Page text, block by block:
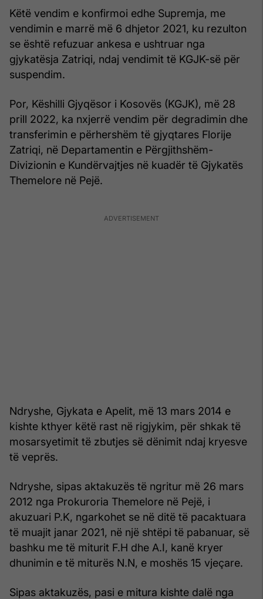
Këtë vendim e konfirmoi edhe Supremja, me
vendimin e marrë më 6 dhjetor 2021, ku rezulton
se është refuzuar ankesa e ushtruar nga
gjykatësja Zatriqi, ndaj vendimit të KGJK-së për
suspendim.
Por, Këshilli Gjyqësor i Kosovës (KGJK), më 28
prill 2022, ka nxjerrë vendim për degradimin dhe
transferimin e përhershëm të gjyqtares Florije
Zatriqi, në Departamentin e Përgjithshëm-
Divizionin e Kundërvajtjes në kuadër të Gjykatës
Themelore në Pejë.
Ndryshe, Gjykata e Apelit, më 13 mars 2014 e
kishte kthyer këtë rast në rigjykim, për shkak të
mosarsyetimit të zbutjes së dënimit ndaj kryesve
të veprës.
Ndryshe, sipas aktakuzës të ngritur më 26 mars
2012 nga Prokuroria Themelore në Pejë, i
akuzuari P.K, ngarkohet se në ditë të pacaktuara
të muajit janar 2021, në një shtëpi të pabanuar, së
bashku me të miturit F.H dhe A.I, kanë kryer
dhunimin e të miturës N.N, e moshës 15 vjeçare.
Sipas aktakuzës, pasi e mitura kishte dalë nga